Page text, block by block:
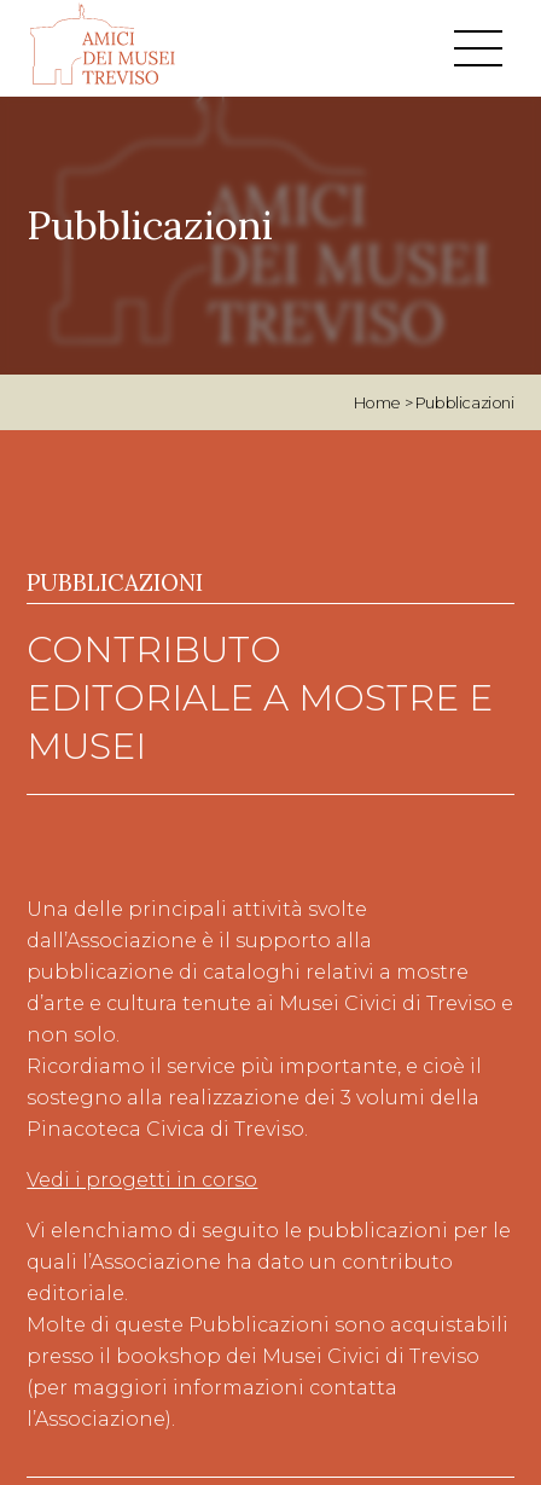
Pubblicazioni
Home >Pubblicazioni
PUBBLICAZIONI
CONTRIBUTO
EDITORIALE A MOSTRE E
MUSEI
Una delle principali attività svolte
dall’Associazione è il supporto alla
pubblicazione di cataloghi relativi a mostre
d’arte e cultura tenute ai Musei Civici di Treviso e
non solo.
Ricordiamo il service più importante, e cioè il
sostegno alla realizzazione dei 3 volumi della
Pinacoteca Civica di Treviso.
Vedi i progetti in corso
Vi elenchiamo di seguito le pubblicazioni per le
quali l’Associazione ha dato un contributo
editoriale.
Molte di queste Pubblicazioni sono acquistabili
presso il bookshop dei Musei Civici di Treviso
(per maggiori informazioni contatta
l’Associazione).